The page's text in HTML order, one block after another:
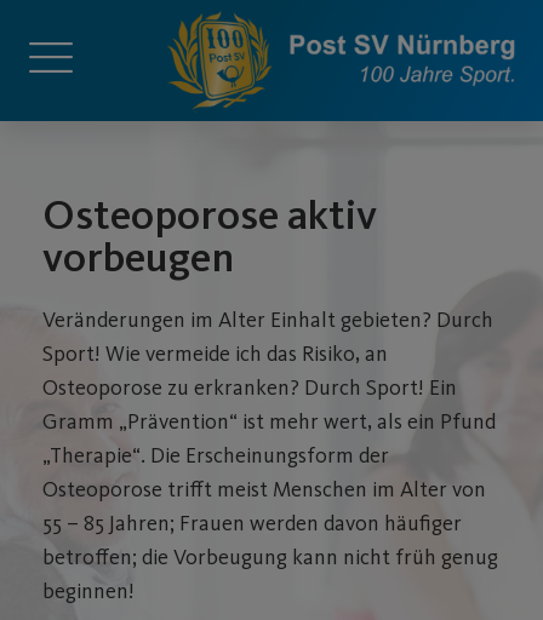
Osteoporose aktiv
vorbeugen
Veränderungen im Alter Einhalt gebieten? Durch
Sport! Wie vermeide ich das Risiko, an
Osteoporose zu erkranken? Durch Sport! Ein
Gramm „Prävention“ ist mehr wert, als ein Pfund
„Therapie“. Die Erscheinungsform der
Osteoporose trifft meist Menschen im Alter von
55 – 85 Jahren; Frauen werden davon häufiger
betroffen; die Vorbeugung kann nicht früh genug
beginnen!